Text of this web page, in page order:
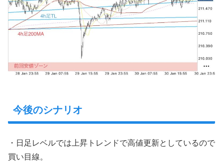
今後のシナリオ
・日足レベルでは上昇トレンドで高値更新としているので
買い目線。